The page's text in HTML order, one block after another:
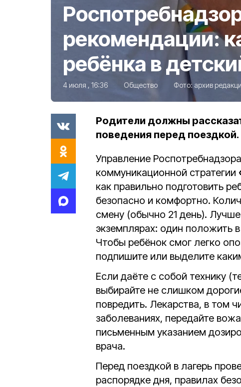
рекомендации:
ребёнка в
4 июля , 16:36 Общество Фото: архив
Родители должны
поведения перед поездкой.
Управление
коммуникационной стратегии
как правильно подготовить
безопасно и комфортно.
смену (обычно 21 день).
экземплярах: один положить
Чтобы ребёнок смог легко
подпишите или выделите
Если даёте с собой технику
выбирайте не слишком
повредить. Лекарства, в том
заболеваниях, передайте
письменным указанием
врача.
Перед поездкой в лагерь
распорядке дня, правилах